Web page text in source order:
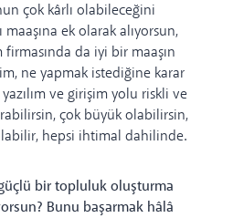
çok kârlı olabileceğini
ek olarak alıyorsun,
da iyi bir maaşın
ne yapmak istediğine karar
ve girişim yolu riskli ve
çok büyük olabilirsin,
hepsi ihtimal dahilinde.
bir topluluk oluşturma
Bunu başarmak hâlâ